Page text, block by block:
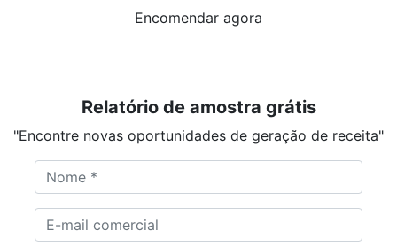
Encomendar agora
Relatório de amostra grátis
"Encontre novas oportunidades de geração de receita"